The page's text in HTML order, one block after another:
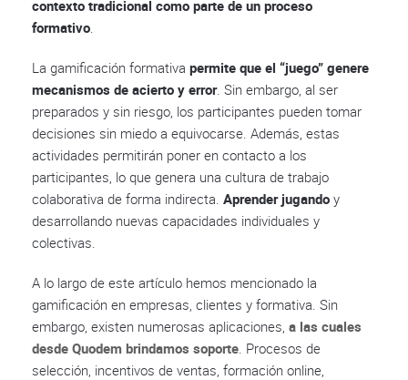
contexto tradicional como parte de un proceso
formativo
La gamificación formativa permite que el “juego” genere
mecanismos de acierto y error. Sin embargo, al ser
preparados y sin riesgo, los participantes pueden tomar
decisiones sin miedo a equivocarse. Además, estas
actividades permitirán poner en contacto a los
participantes, lo que genera una cultura de trabajo
colaborativa de forma indirecta. Aprender jugando y
desarrollando nuevas capacidades individuales y
colectivas.
A lo largo de este artículo hemos mencionado la
gamificación en empresas, clientes y formativa. Sin
embargo, existen numerosas aplicaciones, a las cuales
desde Quodem brindamos soporte . Procesos de
selección, incentivos de ventas, formación online,